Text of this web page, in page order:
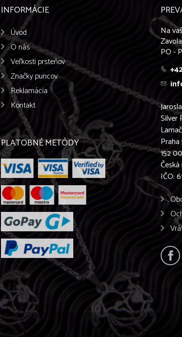
INFORMÁCIE
Úvod
O nás
Veľkosti prsteňov
Značky puncov
Reklamácia
Kontakt
PLATOBNÉ METÓDY
Na
PO -
Silver
152
IČO: